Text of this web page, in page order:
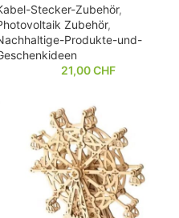
Stecker-Zubehör,
Zubehör,
Produkte-und-
21,00CHF